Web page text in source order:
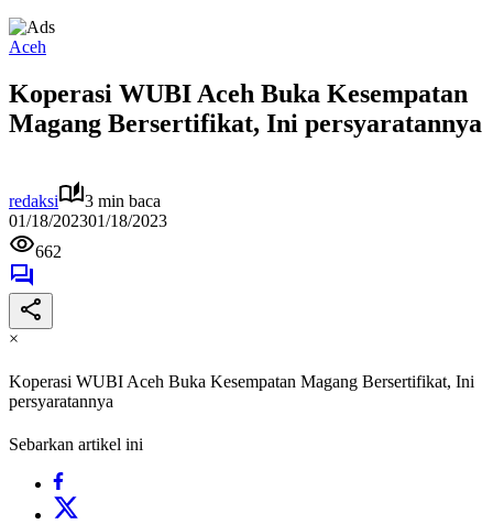
Aceh
Koperasi WUBI Aceh Buka Kesempatan
Magang Bersertifikat, Ini persyaratannya
redaksi
3 min baca
01/18/202301/18/2023
662
×
Koperasi WUBI Aceh Buka Kesempatan Magang Bersertifikat, Ini
persyaratannya
Sebarkan artikel ini